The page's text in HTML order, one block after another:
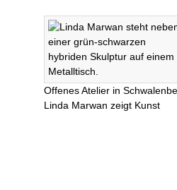
Offenes Atelier in
Linda Marwan zeigt Kunst